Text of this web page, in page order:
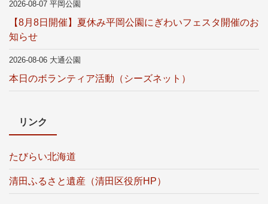
2026-08-07 平岡公園
【8月8日開催】夏休み平岡公園にぎわいフェスタ開催のお
知らせ
2026-08-06 大通公園
本日のボランティア活動（シーズネット）
リンク
たびらい北海道
清田ふるさと遺産（清田区役所HP）